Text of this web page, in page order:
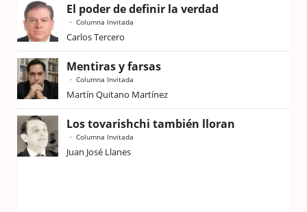
El poder de definir la verdad
Columna Invitada
Carlos Tercero
Mentiras y farsas
Columna Invitada
Martín Quitano Martínez
Los tovarishchi también lloran
Columna Invitada
Juan José Llanes